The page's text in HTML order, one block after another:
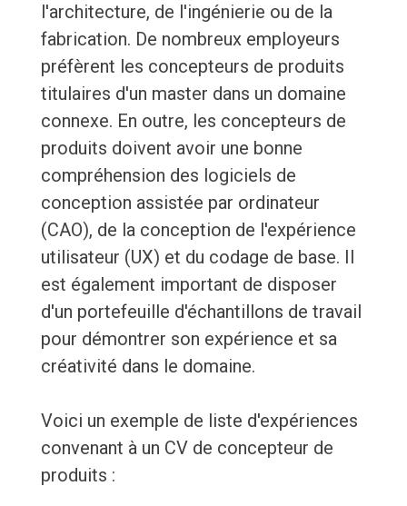
l'architecture, de l'ingénierie ou de la
fabrication. De nombreux employeurs
préfèrent les concepteurs de produits
titulaires d'un master dans un domaine
connexe. En outre, les concepteurs de
produits doivent avoir une bonne
compréhension des logiciels de
conception assistée par ordinateur
(CAO), de la conception de l'expérience
utilisateur (UX) et du codage de base. Il
est également important de disposer
d'un portefeuille d'échantillons de travail
pour démontrer son expérience et sa
créativité dans le domaine.
Voici un exemple de liste d'expériences
convenant à un CV de concepteur de
produits :